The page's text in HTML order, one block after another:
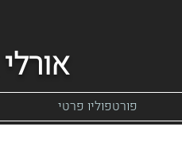
אורלי
פורטפוליו פרטי